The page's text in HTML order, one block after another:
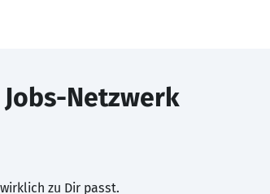
Jobs-Netzwerk
zu Dir passt.